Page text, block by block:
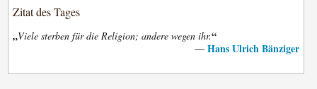
Zitat des Tages
„Viele sterben für die Religion; andere wegen ihr.“
— Hans Ulrich Bänziger